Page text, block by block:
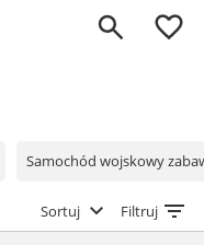
0
Samochód wojskowy
Sortuj Filtruj